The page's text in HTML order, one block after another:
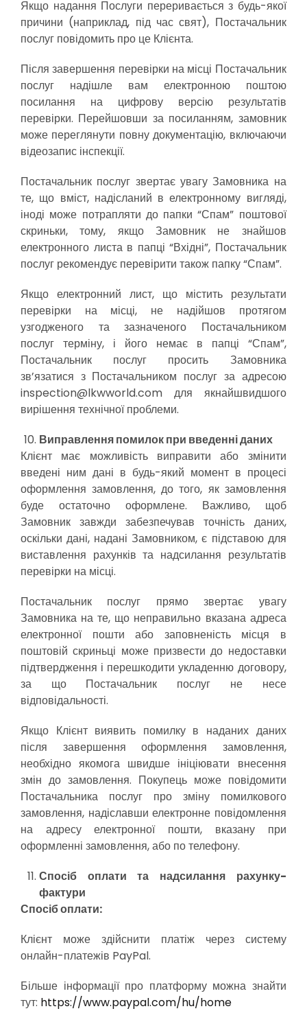
Якщо надання Послуги переривається з будь-якої
причини (наприклад, під час свят), Постачальник
послуг повідомить про це Клієнта.
Після завершення перевірки на місці Постачальник
послуг надішле вам електронною поштою
посилання на цифрову версію результатів
перевірки. Перейшовши за посиланням, замовник
може переглянути повну документацію, включаючи
відеозапис інспекції.
Постачальник послуг звертає увагу Замовника на
те, що вміст, надісланий в електронному вигляді,
іноді може потрапляти до папки “Спам” поштової
скриньки, тому, якщо Замовник не знайшов
електронного листа в папці “Вхідні”, Постачальник
послуг рекомендує перевірити також папку “Спам”.
Якщо електронний лист, що містить результати
перевірки на місці, не надійшов протягом
узгодженого та зазначеного Постачальником
послуг терміну, і його немає в папці “Спам”,
Постачальник послуг просить Замовника
зв’язатися з Постачальником послуг за адресою
inspection@lkwworld.com для якнайшвидшого
вирішення технічної проблеми.
Виправлення помилок при введенні даних
Клієнт має можливість виправити або змінити
введені ним дані в будь-який момент в процесі
оформлення замовлення, до того, як замовлення
буде остаточно оформлене. Важливо, щоб
Замовник завжди забезпечував точність даних,
оскільки дані, надані Замовником, є підставою для
виставлення рахунків та надсилання результатів
перевірки на місці.
Постачальник послуг прямо звертає увагу
Замовника на те, що неправильно вказана адреса
електронної пошти або заповненість місця в
поштовій скриньці може призвести до недоставки
підтвердження і перешкодити укладенню договору,
за що Постачальник послуг не несе
відповідальності.
Якщо Клієнт виявить помилку в наданих даних
після завершення оформлення замовлення,
необхідно якомога швидше ініціювати внесення
змін до замовлення. Покупець може повідомити
Постачальника послуг про зміну помилкового
замовлення, надіславши електронне повідомлення
на адресу електронної пошти, вказану при
оформленні замовлення, або по телефону.
Спосіб оплати та надсилання рахунку-
фактури
Спосіб оплати:
Клієнт може здійснити платіж через систему
онлайн-платежів PayPal.
Більше інформації про платформу можна знайти
тут: https://www.paypal.com/hu/home